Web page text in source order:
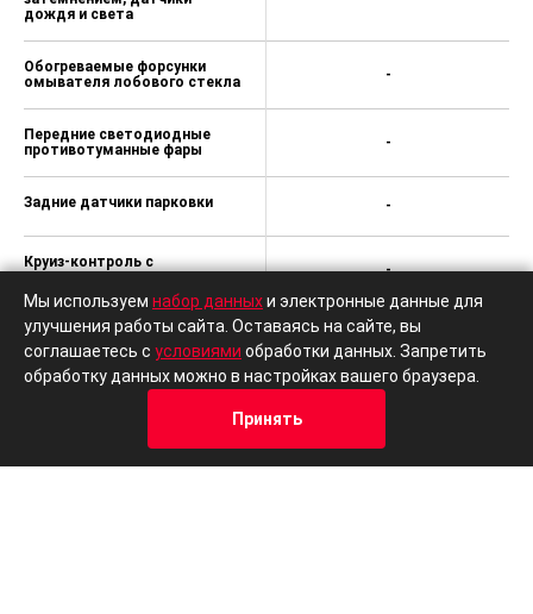
дождя и света
Обогреваемые форсунки
омывателя лобового стекла
Передние светодиодные
противотуманные фары
Задние датчики парковки
Круиз-контроль с
Система SmartLink+
8 динамиков
Легкосплавные диски
VELORUM 6.5Jx16, шины
-
-
-
-
-
-
-
Мы используем набор данныхи электронные данные для
улучшения работы сайта. Оставаясь на сайте, вы
соглашаетесь с условиями обработки данных. Запретить
обработку данных можно в настройках вашего браузера.
Принять
Отзывы Позвонить Адрес